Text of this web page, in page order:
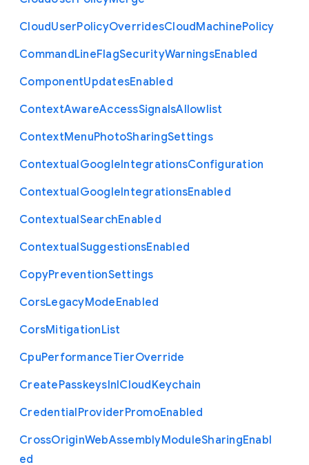
CloudUserPolicyOverridesCloudMachinePolicy
CommandLineFlagSecurityWarningsEnabled
ComponentUpdatesEnabled
ContextAwareAccessSignalsAllowlist
ContextMenuPhotoSharingSettings
ContextualGoogleIntegrationsConfiguration
ContextualGoogleIntegrationsEnabled
ContextualSearchEnabled
ContextualSuggestionsEnabled
CopyPreventionSettings
CorsLegacyModeEnabled
CorsMitigationList
CpuPerformanceTierOverride
CreatePasskeysInICloudKeychain
CredentialProviderPromoEnabled
CrossOriginWebAssemblyModuleSharingEnabl
ed